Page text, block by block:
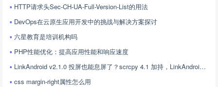
HTTP请求头Sec-CH-UA-Full-Version-List的用法
DevOps在云原生应用开发中的挑战与解决方案探讨
六星教育是培训机构吗
PHP性能优化：提高应用性能和响应速度
LinkAndroid v2.1.0 投屏也能息屏了？scrcpy 4.1 加持，LinkAndroid 让屏幕控制更随心
css margin-right属性怎么用